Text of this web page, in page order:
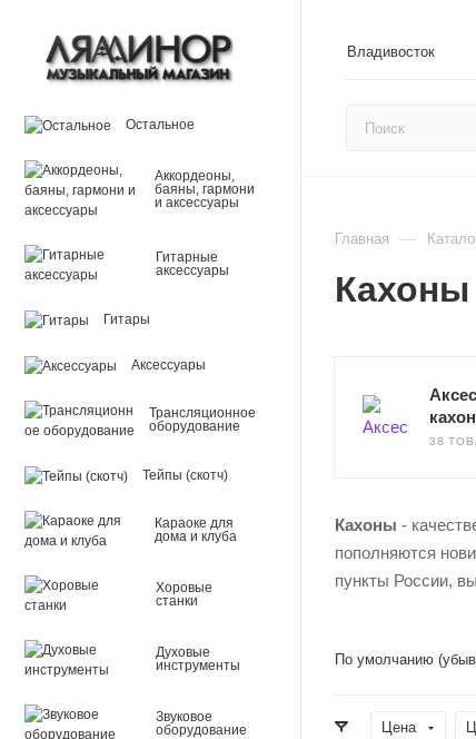
Владивосток
Остальное
Аккордеоны,
баяны, гармони
и аксессуары
Гитарные
аксессуары
Гитары
Аксессуары
Трансляционное
оборудование
Тейпы (скотч)
Караоке для
дома и клуба
Хоровые
станки
Духовые
инструменты
Звуковое
оборудование
Главная —
Кахоны
38
Кахоны -
пополняются
пункты России,
По умолчанию
Цена